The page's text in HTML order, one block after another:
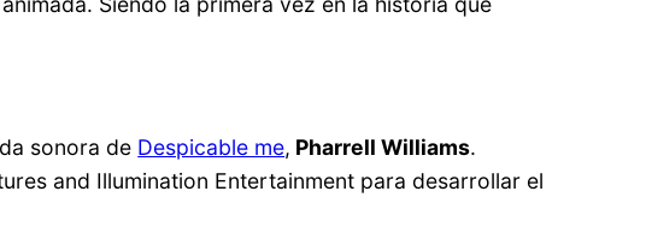
sonora de Despicable me, Pharrell Williams.
and Illumination Entertainment para desarrollar el